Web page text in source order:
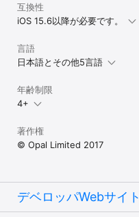
互換性
iOS 15.6以降が必要です。
言語
日本語とその他5言語
年齢制限
4+
著作権
© Opal Limited 2017
デベロッパWebサイト